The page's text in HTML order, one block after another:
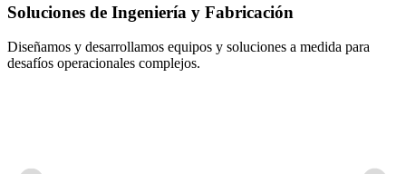
Soluciones de Ingeniería y Fabricación
Diseñamos y desarrollamos equipos y soluciones a medida para
desafíos operacionales complejos.